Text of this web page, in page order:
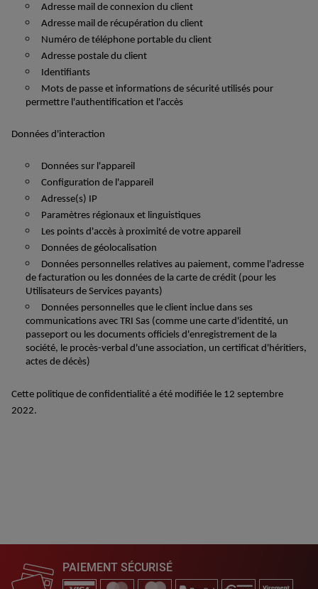
Adresse mail de connexion du client
Adresse mail de récupération du client
Numéro de téléphone portable du client
Adresse postale du client
Identifiants
Mots de passe et informations de sécurité utilisés pour
permettre l'authentification et l'accès
Données d'interaction
Données sur l'appareil
Configuration de l'appareil
Adresse(s) IP
Paramètres régionaux et linguistiques
Les points d'accès à proximité de votre appareil
Données de géolocalisation
Données personnelles relatives au paiement, comme l'adresse
de facturation ou les données de la carte de crédit (pour les
Utilisateurs de Services payants)
Données personnelles que le client inclue dans ses
communications avec TRI Sas (comme une carte d'identité, un
passeport ou les documents officiels d'enregistrement de la
société, le procès-verbal d'une association, un certificat d'héritiers,
actes de décès)
Cette politique de confidentialité a été modifiée le 12 septembre
2022.
PAIEMENT SÉCURISÉ